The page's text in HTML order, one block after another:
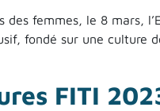
femmes, le 8 mars,
fondé sur une culture
femmes : lancement
FITI